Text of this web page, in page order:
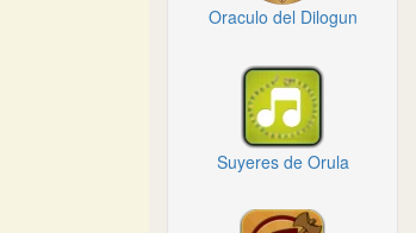
Oraculo del Dilogun
Suyeres de Orula